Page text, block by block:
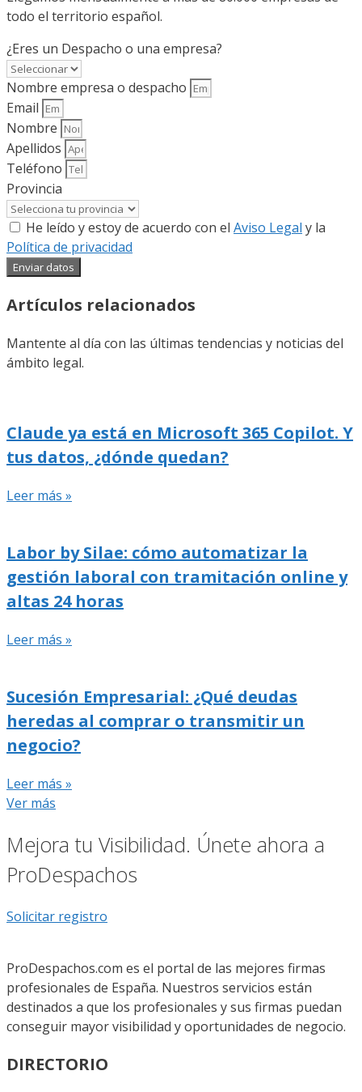
todo el territorio español.
¿Eres un Despacho o una empresa?
Nombre empresa o despacho
Email
Nombre
Apellidos
Teléfono
Provincia
He leído y estoy de acuerdo con el Aviso Legal y la
Política de privacidad
Enviar datos
Artículos relacionados
Mantente al día con las últimas tendencias y noticias del
ámbito legal.
Claude ya está en Microsoft 365 Copilot. Y
tus datos, ¿dónde quedan?
Leer más »
Labor by Silae: cómo automatizar la
gestión laboral con tramitación online y
altas 24 horas
Leer más »
Sucesión Empresarial: ¿Qué deudas
heredas al comprar o transmitir un
negocio?
Leer más »
Ver más
Mejora tu Visibilidad. Únete ahora a
ProDespachos
Solicitar registro
ProDespachos.com es el portal de las mejores firmas
profesionales de España. Nuestros servicios están
destinados a que los profesionales y sus firmas puedan
conseguir mayor visibilidad y oportunidades de negocio.
DIRECTORIO